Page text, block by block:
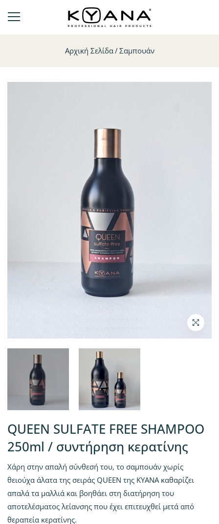
Αρχική Σελίδα Σαμπουάν
QUEEN SULFATE FREE SHAMPOO
250ml / συντήρηση κερατίνης
Χάρη στην απαλή σύνθεσή του, το σαμπουάν χωρίς
θειούχα άλατα της σειράς QUEEN της ΚΥΑΝΑ καθαρίζει
απαλά τα μαλλιά και βοηθάει στη διατήρηση του
αποτελέσματος λείανσης που έχει επιτευχθεί μετά από
θεραπεία κερατίνης.